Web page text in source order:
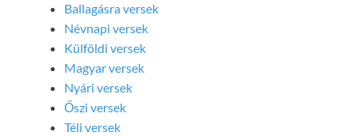
Ballagásra versek
Névnapi versek
Külföldi versek
Magyar versek
Nyári versek
Őszi versek
Téli versek